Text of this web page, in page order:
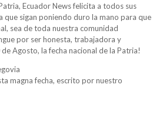
Ecuador News felicita a todos sus
que sigan poniendo duro la mano para que
sea de toda nuestra comunidad
por ser honesta, trabajadora y
Agosto, la fecha nacional de la Patria!
magna fecha, escrito por nuestro